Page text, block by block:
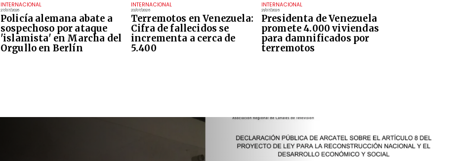
INTERNACIONAL
27/07/2026
Policía alemana abate a
sospechoso por ataque
'islamista' en Marcha del
Orgullo en Berlín
INTERNACIONAL
23/07/2026
Terremotos en Venezuela:
Cifra de fallecidos se
incrementa a cerca de
5.400
INTERNACIONAL
21/07/2026
Presidenta de Venezuela
promete 4.000 viviendas
para damnificados por
terremotos